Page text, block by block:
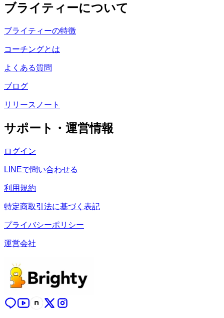
ブライティーについて
ブライティーの特徴
コーチングとは
よくある質問
ブログ
リリースノート
サポート・運営情報
ログイン
LINEで問い合わせる
利用規約
特定商取引法に基づく表記
プライバシーポリシー
運営会社